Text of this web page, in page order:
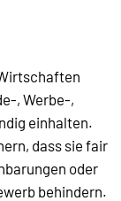
, Werbe-,
einhalten.
dass sie fair
oder
behindern.